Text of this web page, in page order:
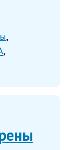
за